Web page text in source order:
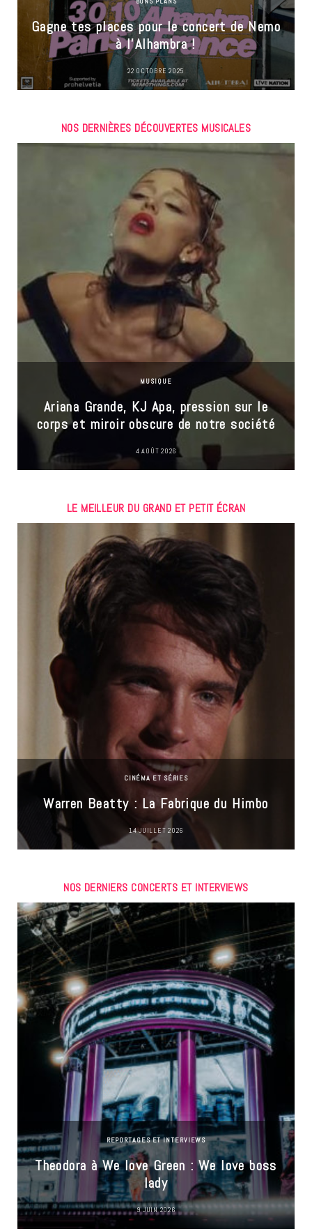
Gagne tes places pour le concert de Nemo
à l’Alhambra !
22 OCTOBRE 2025
NOS DERNIÈRES DÉCOUVERTES MUSICALES
MUSIQUE
Ariana Grande, KJ Apa, pression sur le
corps et miroir obscure de notre société
4 AOÛT 2026
LE MEILLEUR DU GRAND ET PETIT ÉCRAN
CINÉMA ET SÉRIES
Warren Beatty : La Fabrique du Himbo
14 JUILLET 2026
NOS DERNIERS CONCERTS ET INTERVIEWS
REPORTAGES ET INTERVIEWS
Theodora à We love Green : We love boss
lady
9 JUIN 2026